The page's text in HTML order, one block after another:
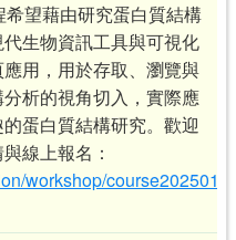
望藉由研究蛋白質結構
生物資訊工具與可視化
用，用於存取、瀏覽與
析的視角切入，實際應
蛋白質結構研究。歡迎
線上報名：
workshop/